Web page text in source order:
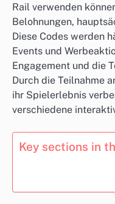
Rail verwenden
Belohnungen,
Diese Codes werden
Events und
Engagement und die
Durch die Teilnahme
ihr Spielerlebnis
verschiedene
Key sections in